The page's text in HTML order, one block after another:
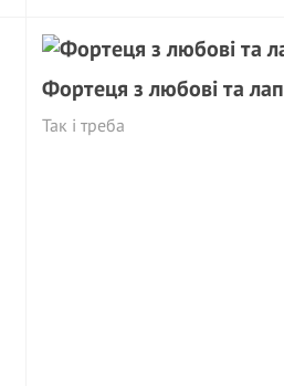
Фортеця з любові та лап
Так і треба